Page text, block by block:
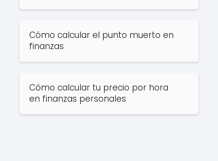
Cómo calcular el punto muerto en
finanzas
Cómo calcular tu precio por hora
en finanzas personales